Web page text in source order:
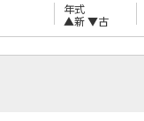
年式
▲新▼古